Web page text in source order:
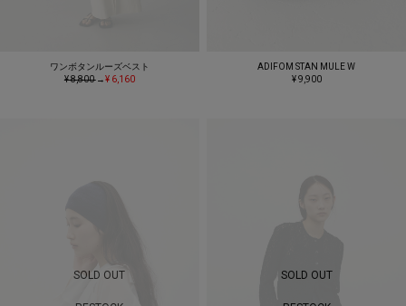
ワンボタンルーズベスト
¥ 8,800→¥ 6,160
ADIFOM STAN MULE W
¥ 9,900
SOLD OUT SOLD OUT